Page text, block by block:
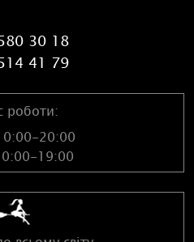
30 18
41 79
роботи:
20:00
19:00